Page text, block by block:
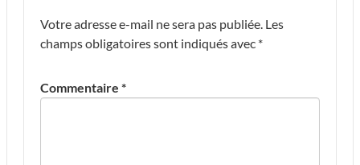
Votre adresse e-mail ne sera pas publiée. Les
champs obligatoires sont indiqués avec *
Commentaire *